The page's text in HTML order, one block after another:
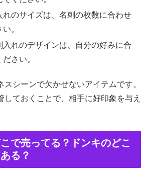
れのサイズは、名刺の枚数に合わせ
。
入れのデザインは、自分の好みに合
さい。
スシーンで欠かせないアイテムです。
しておくことで、相手に好印象を与え
で売ってる？ドンキのどこ
る？